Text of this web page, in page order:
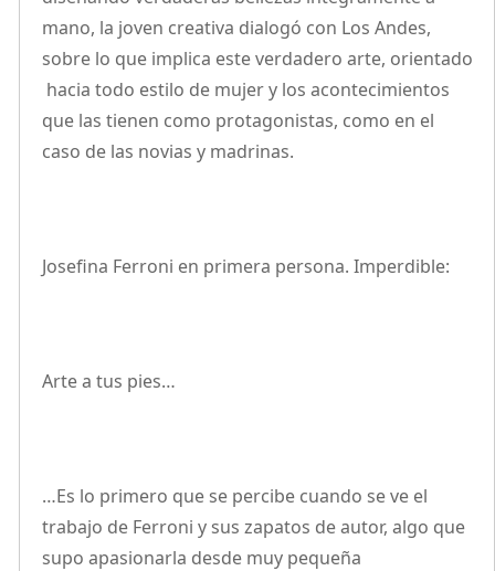
mano, la joven creativa dialogó con Los Andes,
sobre lo que implica este verdadero arte, orientado
hacia todo estilo de mujer y los acontecimientos
que las tienen como protagonistas, como en el
caso de las novias y madrinas.
Josefina Ferroni en primera persona. Imperdible:
Arte a tus pies…
…Es lo primero que se percibe cuando se ve el
trabajo de Ferroni y sus zapatos de autor, algo que
supo apasionarla desde muy pequeña